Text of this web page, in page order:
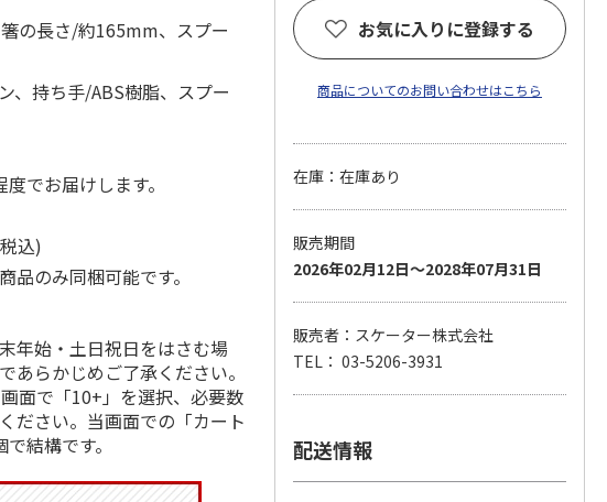
の長さ/約165mm、スプー
、持ち手/ABS樹脂、スプー
でお届けします。
込)
品のみ同梱可能です。
年始・土日祝日をはさむ場
あらかじめご了承ください。
面で「10+」を選択、必要数
ださい。当画面での「カート
結構です。
お気に入りに登録する
商品についてのお問い合わせはこちら
在庫：在庫あり
販売期間
2026年02月12日～2028年07月31日
販売者：スケーター株式会社
TEL： 03-5206-3931
配送情報